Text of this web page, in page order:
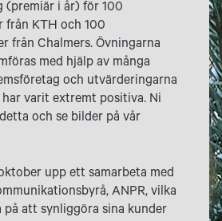
(premiär i år) för 100
KTH och 100
från Chalmers. Övningarna
med hjälp av många
och utvärderingarna
varit extremt positiva. Ni
och se bilder på vår
upp ett samarbeta med
ANPR, vilka
att synliggöra sina kunder